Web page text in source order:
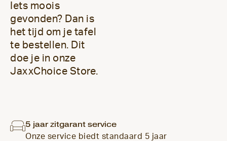
Iets moois
gevonden? Dan is
het tijd om je tafel
te bestellen. Dit
doe je in onze
JaxxChoice Store.
5 jaar zitgarant service
Onze service biedt standaard 5 jaar